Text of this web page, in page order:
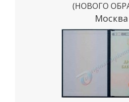
(НОВОГО
Москва